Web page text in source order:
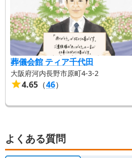
葬儀会館 ティア千代田
大阪府河内長野市原町4-3-2
4.65 （46）
よくある質問